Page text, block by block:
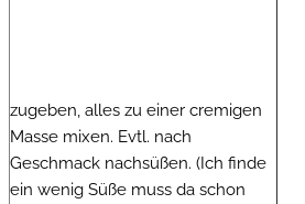
zugeben, alles zu einer cremigen
Masse mixen. Evtl. nach
Geschmack nachsüßen. (Ich finde
ein wenig Süße muss da schon